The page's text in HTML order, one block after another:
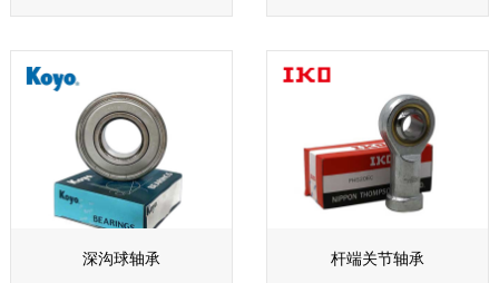
深沟球轴承 杆端关节轴承